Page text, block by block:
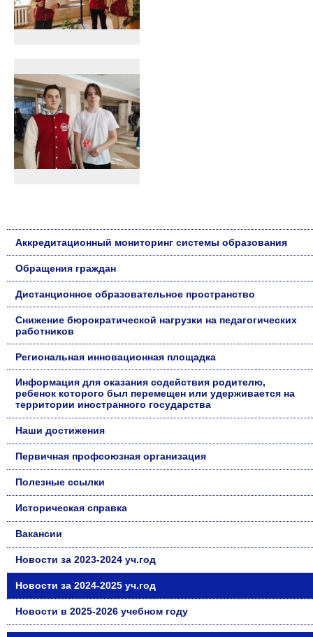
Аккредитационный мониторинг системы образования
Обращения граждан
Дистанционное образовательное пространство
Снижение бюрократической нагрузки на педагогических
работников
Региональная инновационная площадка
Информация для оказания содействия родителю,
ребенок которого был перемещен или удерживается на
территории иностранного государства
Наши достижения
Первичная профсоюзная организация
Полезные ссылки
Историческая справка
Вакансии
Новости за 2023-2024 уч.год
Новости за 2024-2025 уч.год
Новости в 2025-2026 учебном году